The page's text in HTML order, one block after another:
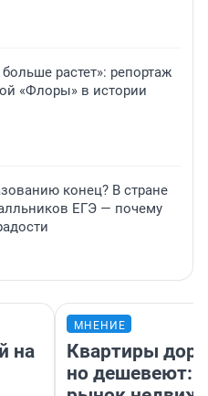
растет»: репортаж
«Флоры» в истории
конец? В стране
ЕГЭ — почему
на
МНЕНИЕ
Квартиры
но дешевеют: